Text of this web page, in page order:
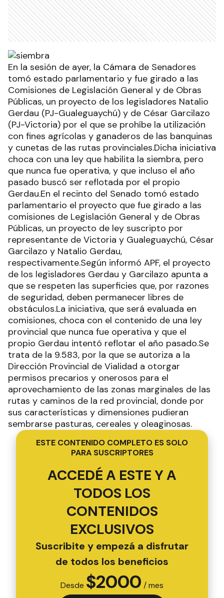
En la sesión de ayer, la Cámara de Senadores
tomó estado parlamentario y fue girado a las
Comisiones de Legislación General y de Obras
Públicas, un proyecto de los legisladores Natalio
Gerdau (PJ-Gualeguaychú) y de César Garcilazo
(PJ-Victoria) por el que se prohíbe la utilización
con fines agrícolas y ganaderos de las banquinas
y cunetas de las rutas provinciales.Dicha iniciativa
choca con una ley que habilita la siembra, pero
que nunca fue operativa, y que incluso el año
pasado buscó ser reflotada por el propio
Gerdau.En el recinto del Senado tomó estado
parlamentario el proyecto que fue girado a las
comisiones de Legislación General y de Obras
Públicas, un proyecto de ley suscripto por
representante de Victoria y Gualeguaychú, César
Garcilazo y Natalio Gerdau,
respectivamente.Según informó APF, el proyecto
de los legisladores Gerdau y Garcilazo apunta a
que se respeten las superficies que, por razones
de seguridad, deben permanecer libres de
obstáculos.La iniciativa, que será evaluada en
comisiones, choca con el contenido de una ley
provincial que nunca fue operativa y que el
propio Gerdau intentó reflotar el año pasado.Se
trata de la 9.583, por la que se autoriza a la
Dirección Provincial de Vialidad a otorgar
permisos precarios y onerosos para el
aprovechamiento de las zonas marginales de las
rutas y caminos de la red provincial, donde por
sus características y dimensiones pudieran
sembrarse pasturas, cereales y oleaginosas.
ESTE CONTENIDO COMPLETO ES SOLO
PARA SUSCRIPTORES
ACCEDÉ A ESTE Y A
TODOS LOS
CONTENIDOS
EXCLUSIVOS
Suscribite y empezá a disfrutar
de todos los beneficios
Desde $2000 / mes